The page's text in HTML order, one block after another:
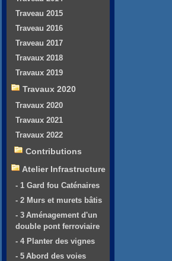
Traveau 2015
Traveau 2016
Traveau 2017
Travaux 2018
Travaux 2019
Travaux 2020
Travaux 2020
Travaux 2021
Travaux 2022
Contributions
Atelier Infrastructure
- 1 Gard fou Caténaires
- 2 Murs et murets bâtis
- 3 Aménagement d'un
double pont ferroviaire
- 4 Planter des vignes
- 5 Abord des voies